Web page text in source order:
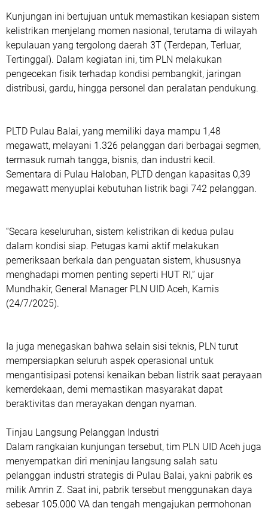
Kunjungan ini bertujuan untuk memastikan kesiapan sistem
kelistrikan menjelang momen nasional, terutama di wilayah
kepulauan yang tergolong daerah 3T (Terdepan, Terluar,
Tertinggal). Dalam kegiatan ini, tim PLN melakukan
pengecekan fisik terhadap kondisi pembangkit, jaringan
distribusi, gardu, hingga personel dan peralatan pendukung.
PLTD Pulau Balai, yang memiliki daya mampu 1,48
megawatt, melayani 1.326 pelanggan dari berbagai segmen,
termasuk rumah tangga, bisnis, dan industri kecil.
Sementara di Pulau Haloban, PLTD dengan kapasitas 0,39
megawatt menyuplai kebutuhan listrik bagi 742 pelanggan.
“Secara keseluruhan, sistem kelistrikan di kedua pulau
dalam kondisi siap. Petugas kami aktif melakukan
pemeriksaan berkala dan penguatan sistem, khususnya
menghadapi momen penting seperti HUT RI,” ujar
Mundhakir, General Manager PLN UID Aceh, Kamis
(24/7/2025).
Ia juga menegaskan bahwa selain sisi teknis, PLN turut
mempersiapkan seluruh aspek operasional untuk
mengantisipasi potensi kenaikan beban listrik saat perayaan
kemerdekaan, demi memastikan masyarakat dapat
beraktivitas dan merayakan dengan nyaman.
Tinjau Langsung Pelanggan Industri
Dalam rangkaian kunjungan tersebut, tim PLN UID Aceh juga
menyempatkan diri meninjau langsung salah satu
pelanggan industri strategis di Pulau Balai, yakni pabrik es
milik Amrin Z. Saat ini, pabrik tersebut menggunakan daya
sebesar 105.000 VA dan tengah mengajukan permohonan